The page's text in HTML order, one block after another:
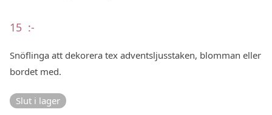
15 :-
Snöflinga att dekorera tex adventsljusstaken, blomman eller
bordet med.
Slut i lager